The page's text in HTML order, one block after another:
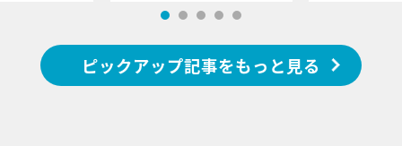
ピックアップ記事をもっと見る